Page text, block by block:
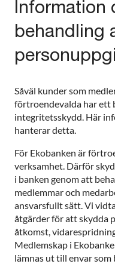
Information
behandling
Såväl kunder som
förtroendevalda har ett
integritetsskydd. Här
hanterar detta.
För Ekobanken är
verksamhet. Därför
i banken genom att
medlemmar och
ansvarsfullt sätt. Vi
åtgärder för att skydda
åtkomst,
Medlemskap i
lämnas ut till envar som